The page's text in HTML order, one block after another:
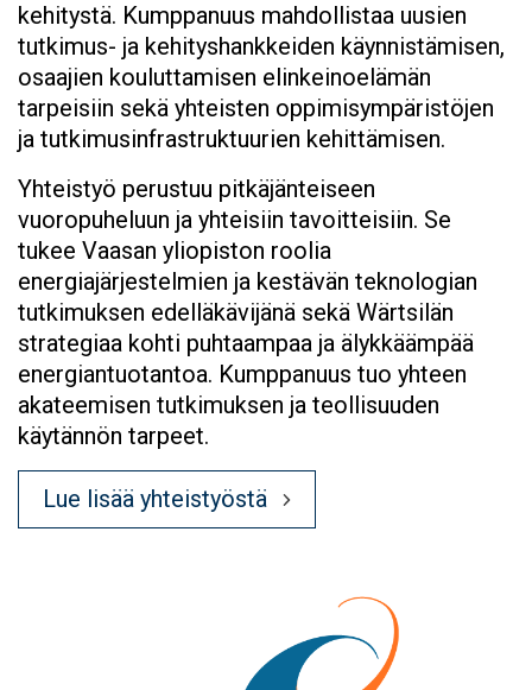
kehitystä. Kumppanuus mahdollistaa uusien
tutkimus- ja kehityshankkeiden käynnistämisen,
osaajien kouluttamisen elinkeinoelämän
tarpeisiin sekä yhteisten oppimisympäristöjen
ja tutkimusinfrastruktuurien kehittämisen.
Yhteistyö perustuu pitkäjänteiseen
vuoropuheluun ja yhteisiin tavoitteisiin. Se
tukee Vaasan yliopiston roolia
energiajärjestelmien ja kestävän teknologian
tutkimuksen edelläkävijänä sekä Wärtsilän
strategiaa kohti puhtaampaa ja älykkäämpää
energiantuotantoa. Kumppanuus tuo yhteen
akateemisen tutkimuksen ja teollisuuden
käytännön tarpeet.
Lue lisää yhteistyöstä